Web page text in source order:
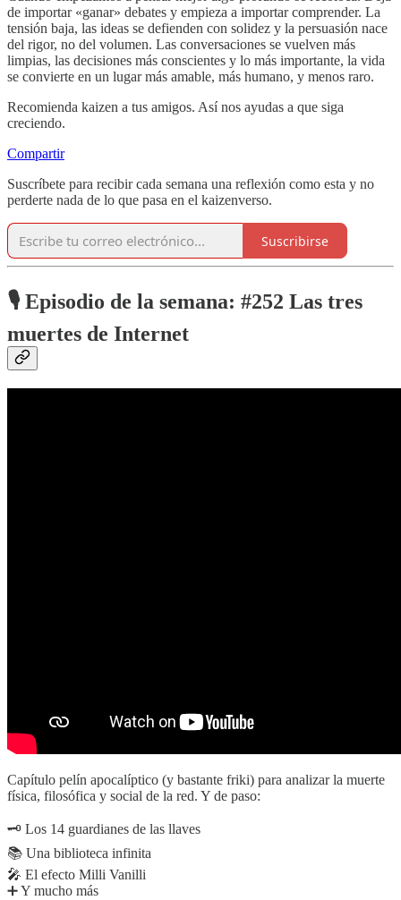
de importar «ganar» debates y empieza a importar comprender. La
tensión baja, las ideas se defienden con solidez y la persuasión nace
del rigor, no del volumen. Las conversaciones se vuelven más
limpias, las decisiones más conscientes y lo más importante, la vida
se convierte en un lugar más amable, más humano, y menos raro.
Recomienda kaizen a tus amigos. Así nos ayudas a que siga
creciendo.
Compartir
Suscríbete para recibir cada semana una reflexión como esta y no
perderte nada de lo que pasa en el kaizenverso.
Suscribirse
🎙️ Episodio de la semana: #252 Las tres
muertes de Internet
Capítulo pelín apocalíptico (y bastante friki) para analizar la muerte
física, filosófica y social de la red. Y de paso:
🗝 Los 14 guardianes de las llaves
📚 Una biblioteca infinita
🎤 El efecto Milli Vanilli
➕ Y mucho más